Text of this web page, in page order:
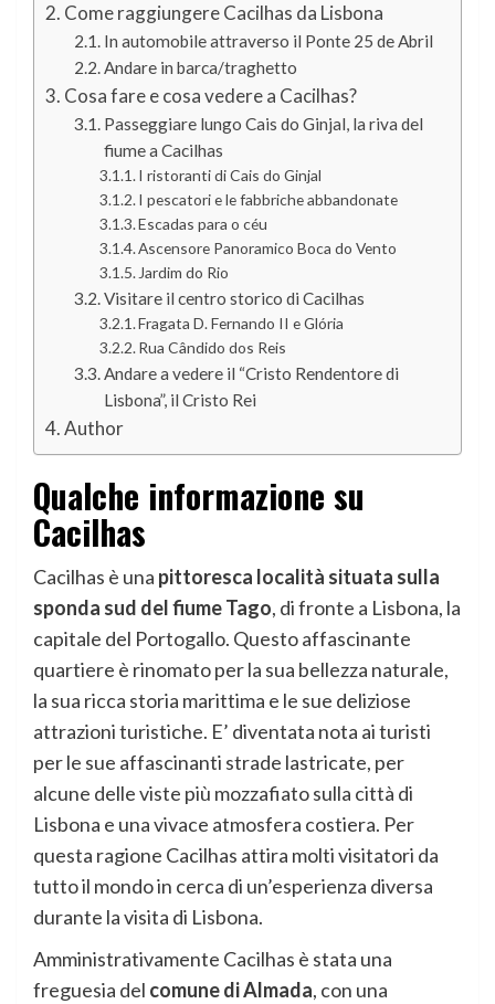
Come raggiungere Cacilhas da Lisbona
In automobile attraverso il Ponte 25 de Abril
Andare in barca/traghetto
Cosa fare e cosa vedere a Cacilhas?
Passeggiare lungo Cais do Ginjal, la riva del
fiume a Cacilhas
I ristoranti di Cais do Ginjal
I pescatori e le fabbriche abbandonate
Escadas para o céu
Ascensore Panoramico Boca do Vento
Jardim do Rio
Visitare il centro storico di Cacilhas
Fragata D. Fernando II e Glória
Rua Cândido dos Reis
Andare a vedere il “Cristo Rendentore di
Lisbona”, il Cristo Rei
Author
Qualche informazione su
Cacilhas
Cacilhas è una pittoresca località situata sulla
sponda sud del fiume Tago, di fronte a Lisbona, la
capitale del Portogallo. Questo affascinante
quartiere è rinomato per la sua bellezza naturale,
la sua ricca storia marittima e le sue deliziose
attrazioni turistiche. E’ diventata nota ai turisti
per le sue affascinanti strade lastricate, per
alcune delle viste più mozzafiato sulla città di
Lisbona e una vivace atmosfera costiera. Per
questa ragione Cacilhas attira molti visitatori da
tutto il mondo in cerca di un’esperienza diversa
durante la visita di Lisbona.
Amministrativamente Cacilhas è stata una
freguesia del comune di Almada, con una